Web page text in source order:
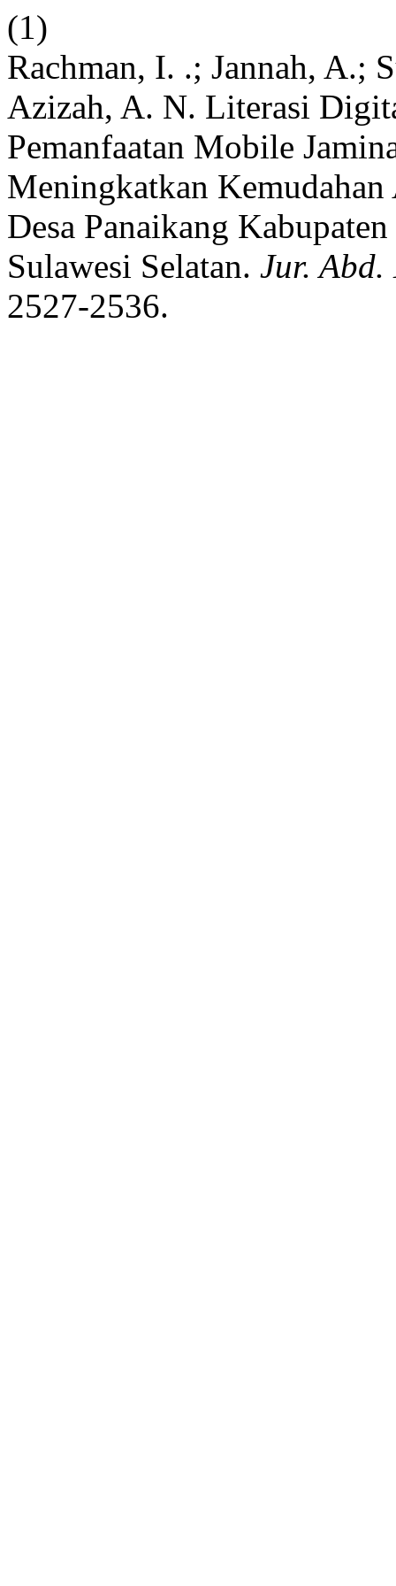
(1)
Rachman, I. .; Jannah, A.;
Azizah, A. N. Literasi
Pemanfaatan Mobile
Meningkatkan Kemudahan
Desa Panaikang
Sulawesi Selatan. Jur.
2527-2536.